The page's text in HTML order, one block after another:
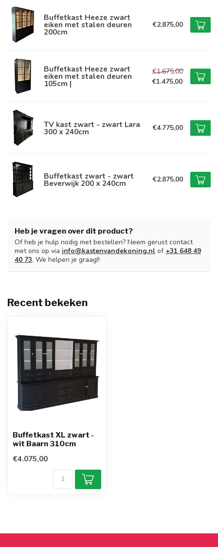
Buffetkast Heeze zwart
eiken met stalen deuren
200cm
€2.875,00
Buffetkast Heeze zwart
eiken met stalen deuren
105cm |
€1.675,00
€1.475,00
TV kast zwart - zwart Lara
300 x 240cm €4.775,00
Buffetkast zwart - zwart
Beverwijk 200 x 240cm €2.875,00
Heb je vragen over dit product?
Of heb je hulp nodig met bestellen? Neem gerust contact
met ons op via info@kastenvandekoning.nl of +31 648 49
40 73. We helpen je graag!!
Recent bekeken
Buffetkast XL zwart -
wit Baarn 310cm
€4.075,00